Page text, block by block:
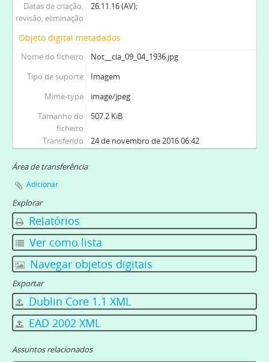
Datas de criação,
revisão, eliminação
26.11.16 (AV);
Objeto digital metadados
Nome do ficheiro
Not__cia_09_04_1936.jpg
Tipo de suporte
Imagem
Mime-type
image/jpeg
Tamanho do
ficheiro
507.2 KiB
Transferido 24 de novembro de 2016 06:42
Área de transferência
Adicionar
Explorar
Relatórios
Ver como lista
Navegar objetos digitais
Exportar
Dublin Core 1.1 XML
EAD 2002 XML
Assuntos relacionados